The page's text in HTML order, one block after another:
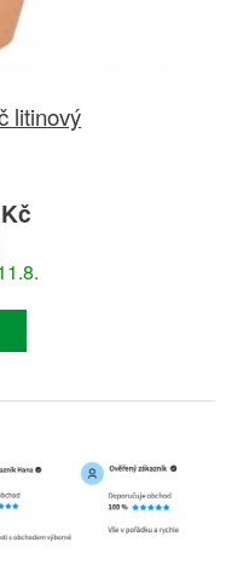
litinový